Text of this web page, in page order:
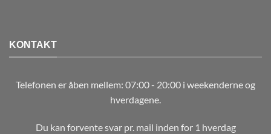
KONTAKT
Telefonen er åben mellem: 07:00 - 20:00 i weekenderne og
hverdagene.
Du kan forvente svar pr. mail inden for 1 hverdag